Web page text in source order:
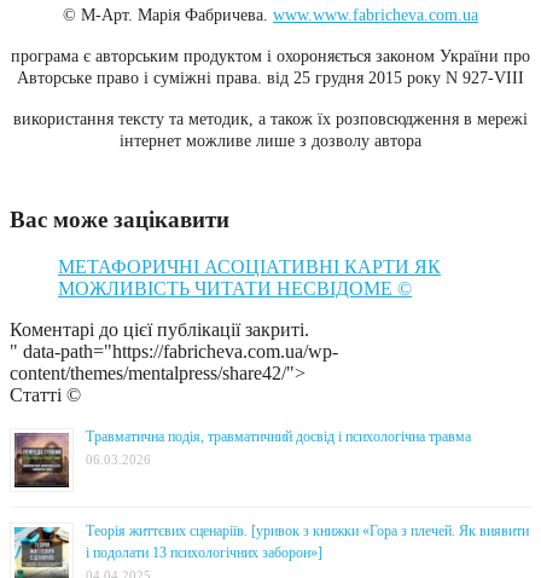
© М-Арт. Марія Фабричева. www.www.fabricheva.com.ua
програма є авторським продуктом і охороняється законом України про
Авторське право і суміжні права. від 25 грудня 2015 року N 927-VІІІ
використання тексту та методик, а також їх розповсюдження в мережі
інтернет можливе лише з дозволу автора
Вас може зацікавити
МЕТАФОРИЧНІ АСОЦІАТИВНІ КАРТИ ЯК
МОЖЛИВІСТЬ ЧИТАТИ НЕСВІДОМЕ ©
Коментарі до цієї публікації закриті.
" data-path="https://fabricheva.com.ua/wp-
content/themes/mentalpress/share42/">
Статті ©
Травматична подія, травматичний досвід і психологічна травма
06.03.2026
Теорія життєвих сценаріїв. [уривок з книжки «Гора з плечей. Як виявити
і подолати 13 психологічних заборон»]